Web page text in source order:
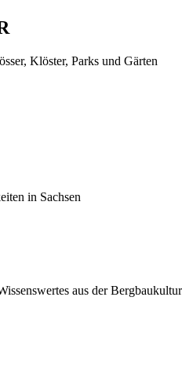
Klöster, Parks und Gärten
in Sachsen
aus der